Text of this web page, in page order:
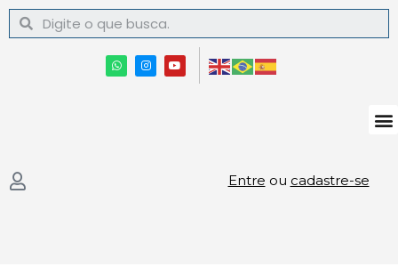
Entre ou cadastre-se